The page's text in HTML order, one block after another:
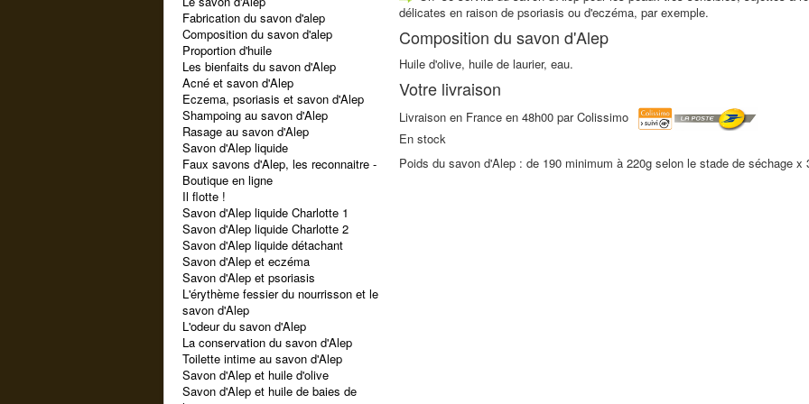
Fabrication du savon d'alep
Composition du savon d'alep
Proportion d'huile
Les bienfaits du savon d'Alep
Acné et savon d'Alep
Eczema, psoriasis et savon d'Alep
Shampoing au savon d'Alep
Rasage au savon d'Alep
Savon d'Alep liquide
Faux savons d'Alep, les reconnaitre -
Boutique en ligne
Il flotte !
Savon d'Alep liquide Charlotte 1
Savon d'Alep liquide Charlotte 2
Savon d'Alep liquide détachant
Savon d'Alep et eczéma
Savon d'Alep et psoriasis
L'érythème fessier du nourrisson et le
savon d'Alep
L'odeur du savon d'Alep
La conservation du savon d'Alep
Toilette intime au savon d'Alep
Savon d'Alep et huile d'olive
Savon d'Alep et huile de baies de
délicates en raison de psoriasis ou d'eczéma, par exemple.
Composition du savon d'Alep
Huile d'olive, huile de laurier, eau.
Votre livraison
Livraison en France en 48h00 par Colissimo
En stock
Poids du savon d'Alep : de 190 minimum à 220g selon le stade de séchage x